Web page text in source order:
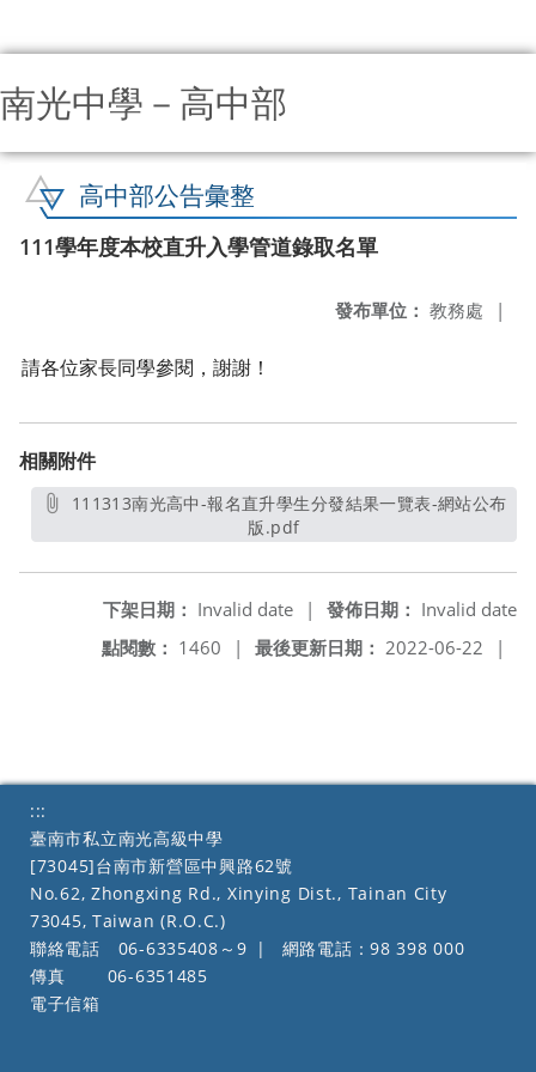
南光中學－高中部
高中部公告彙整
111學年度本校直升入學管道錄取名單
發布單位： 教務處 |
請各位家長同學參閱，謝謝！
相關附件
版.pdf另開新視窗
發佈日期： Invalid date
下架日期： Invalid date
|
最後更新日期： 2022-06-22 |
點閱數： 1460 |
:::
臺南市私立南光高級中學
[73045]台南市新營區中興路62號
No.62, Zhongxing Rd., Xinying Dist., Tainan City
73045, Taiwan (R.O.C.)
聯絡電話
06-6335408～9 |
網路電話：98 398 000
傳真
06-6351485
電子信箱